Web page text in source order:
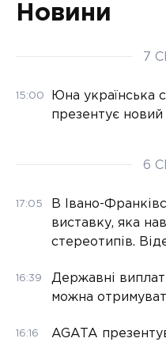
Новини
7
15:00
Юна українська
презентує
6
17:05
В Івано-
виставку, яка
стереотипів.
16:39
Державні
можна
16:16
AGATA